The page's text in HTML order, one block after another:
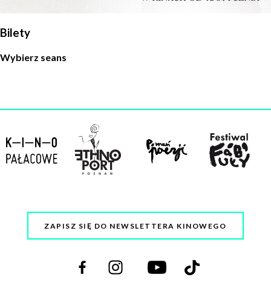
Bilety
Wybierz seans
ZAPISZ SIĘ DO NEWSLETTERA KINOWEGO
Odwiedź
nas
Odwiedź
nas
Odwiedź
nas
Odwiedź
nas